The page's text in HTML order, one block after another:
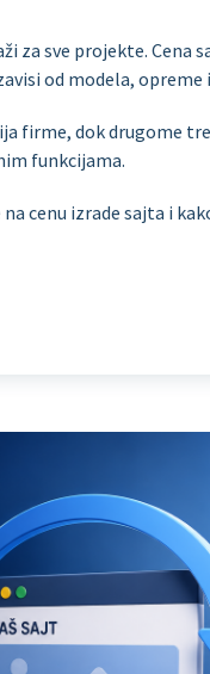
za sve projekte. Cena
od modela, opreme
firme, dok drugome
funkcijama.
cenu izrade sajta i